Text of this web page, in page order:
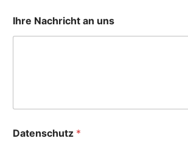
c
h
t
f
n
Ihre Nachricht an uns
Datenschutz *